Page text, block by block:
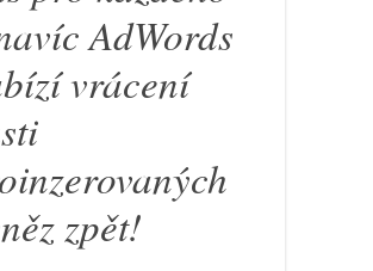
AdWords
vrácení
zpět!